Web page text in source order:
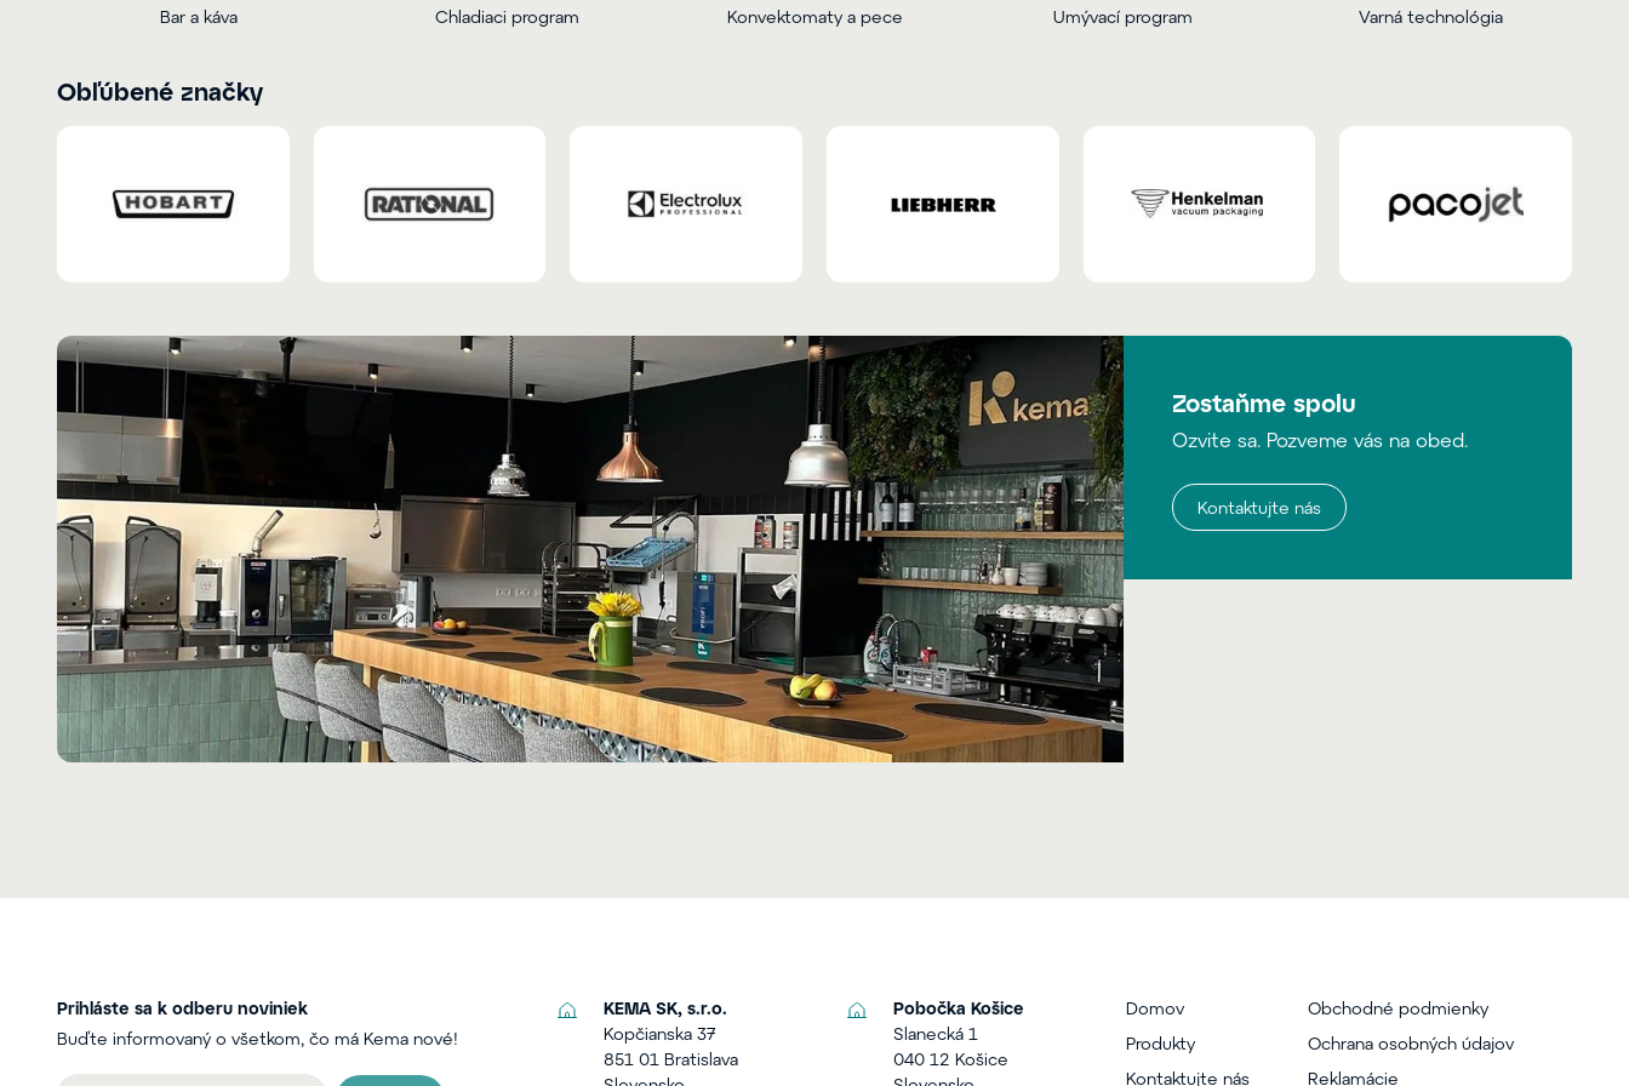
Bar a káva Chladiaci program Konvektomaty a pece Umývací program Varná technológia
Obľúbené značky
Zostaňme spolu
Ozvite sa. Pozveme vás na obed.
Kontaktujte nás
Prihláste sa k odberu noviniek
Buďte informovaný o všetkom, čo má Kema nové!
KEMA SK, s.r.o.
Kopčianska 37
851 01 Bratislava
Pobočka Košice
Slanecká 1
040 12 Košice
Domov
Produkty
Kontaktujte nás
Obchodné podmienky
Ochrana osobných údajov
Reklamácie